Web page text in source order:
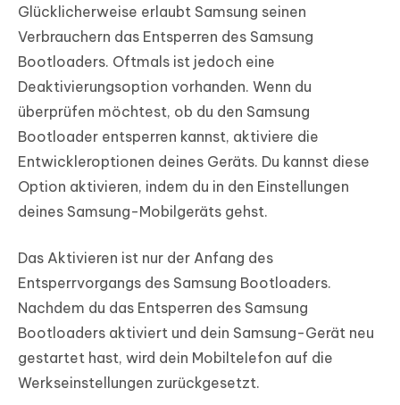
Glücklicherweise erlaubt Samsung seinen
Verbrauchern das Entsperren des Samsung
Bootloaders. Oftmals ist jedoch eine
Deaktivierungsoption vorhanden. Wenn du
überprüfen möchtest, ob du den Samsung
Bootloader entsperren kannst, aktiviere die
Entwickleroptionen deines Geräts. Du kannst diese
Option aktivieren, indem du in den Einstellungen
deines Samsung-Mobilgeräts gehst.
Das Aktivieren ist nur der Anfang des
Entsperrvorgangs des Samsung Bootloaders.
Nachdem du das Entsperren des Samsung
Bootloaders aktiviert und dein Samsung-Gerät neu
gestartet hast, wird dein Mobiltelefon auf die
Werkseinstellungen zurückgesetzt.